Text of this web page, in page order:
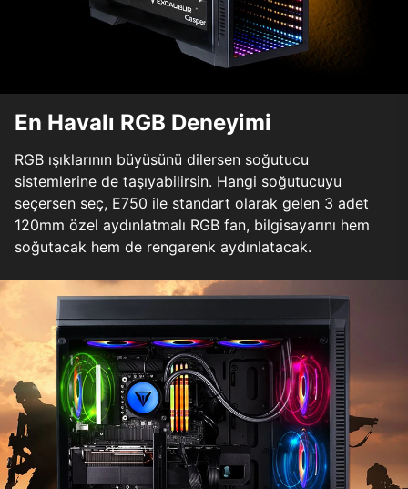
En Havalı RGB Deneyimi
RGB ışıklarının büyüsünü dilersen soğutucu
sistemlerine de taşıyabilirsin. Hangi soğutucuyu
seçersen seç, E750 ile standart olarak gelen 3 adet
120mm özel aydınlatmalı RGB fan, bilgisayarını hem
soğutacak hem de rengarenk aydınlatacak.